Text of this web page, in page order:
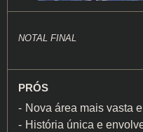
NOTAL FINAL
PRÓS
Nova área mais vasta
História única e